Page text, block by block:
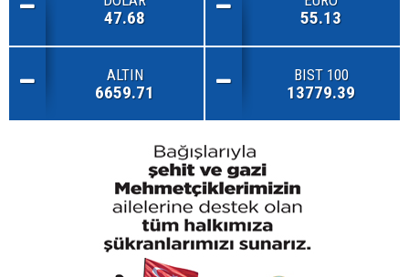
47.68 55.13
ALTIN
6659.71
BIST 100
13779.39